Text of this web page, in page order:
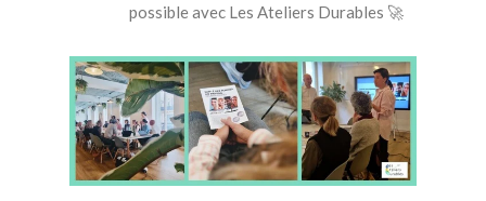
possible avec Les Ateliers Durables 🚀